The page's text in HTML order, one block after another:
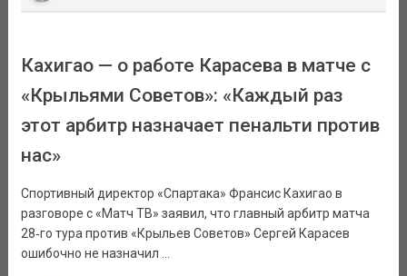
Кахигао — о работе Карасева в матче с
«Крыльями Советов»: «Каждый раз
этот арбитр назначает пенальти против
нас»
Спортивный директор «Спартака» Франсис Кахигао в
разговоре с «Матч ТВ» заявил, что главный арбитр матча
28‑го тура против «Крыльев Советов» Сергей Карасев
ошибочно не назначил ...